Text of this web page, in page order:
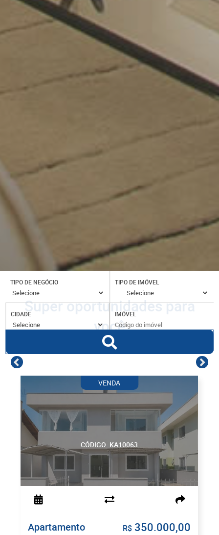
TIPO DE NEGÓCIO TIPO DE IMÓVEL
CIDADE IMÓVEL
Super oportunidades para
você
CÓDIGO: KA10063
VENDA
Apartamento R$ 350.000,00